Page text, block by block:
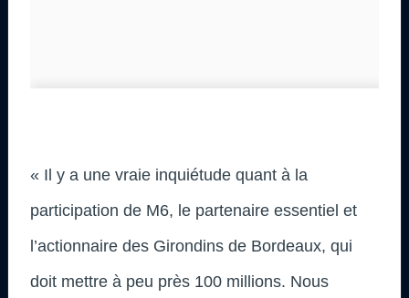
« Il y a une vraie inquiétude quant à la
participation de M6, le partenaire essentiel et
l’actionnaire des Girondins de Bordeaux, qui
doit mettre à peu près 100 millions. Nous